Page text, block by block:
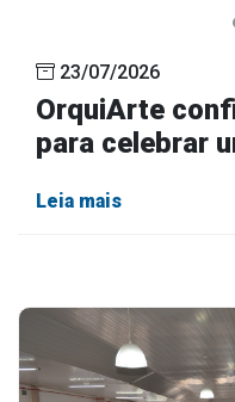
23/07/2026
OrquiArte
para celebrar
Leia mais